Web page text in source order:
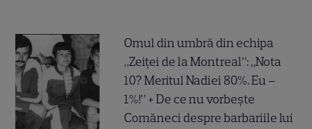
Omul din umbră din echipa
„Zeiței de la Montreal”: „Nota
10? Meritul Nadiei 80%. Eu –
1%!” + De ce nu vorbește
Comăneci despre barbariile lui